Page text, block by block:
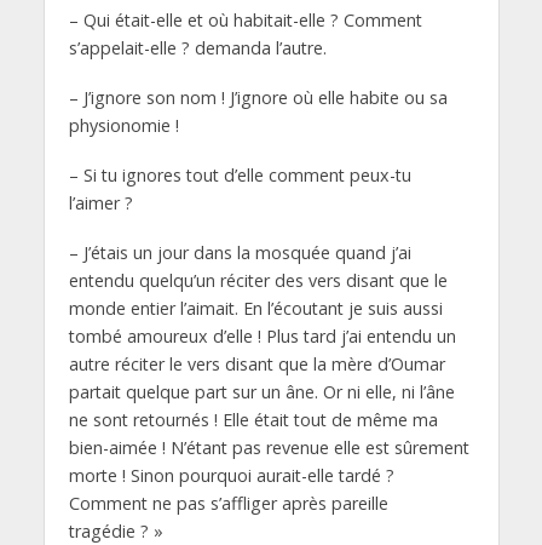
– Qui était-elle et où habitait-elle ? Comment
s’appelait-elle ? demanda l’autre.
– J’ignore son nom ! J’ignore où elle habite ou sa
physionomie !
– Si tu ignores tout d’elle comment peux-tu
l’aimer ?
– J’étais un jour dans la mosquée quand j’ai
entendu quelqu’un réciter des vers disant que le
monde entier l’aimait. En l’écoutant je suis aussi
tombé amoureux d’elle ! Plus tard j’ai entendu un
autre réciter le vers disant que la mère d’Oumar
partait quelque part sur un âne. Or ni elle, ni l’âne
ne sont retournés ! Elle était tout de même ma
bien-aimée ! N’étant pas revenue elle est sûrement
morte ! Sinon pourquoi aurait-elle tardé ?
Comment ne pas s’affliger après pareille
tragédie ? »